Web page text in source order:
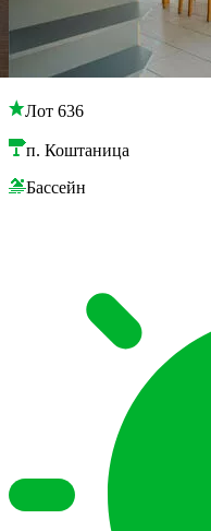
Лот 636
п. Коштаница
Бассейн